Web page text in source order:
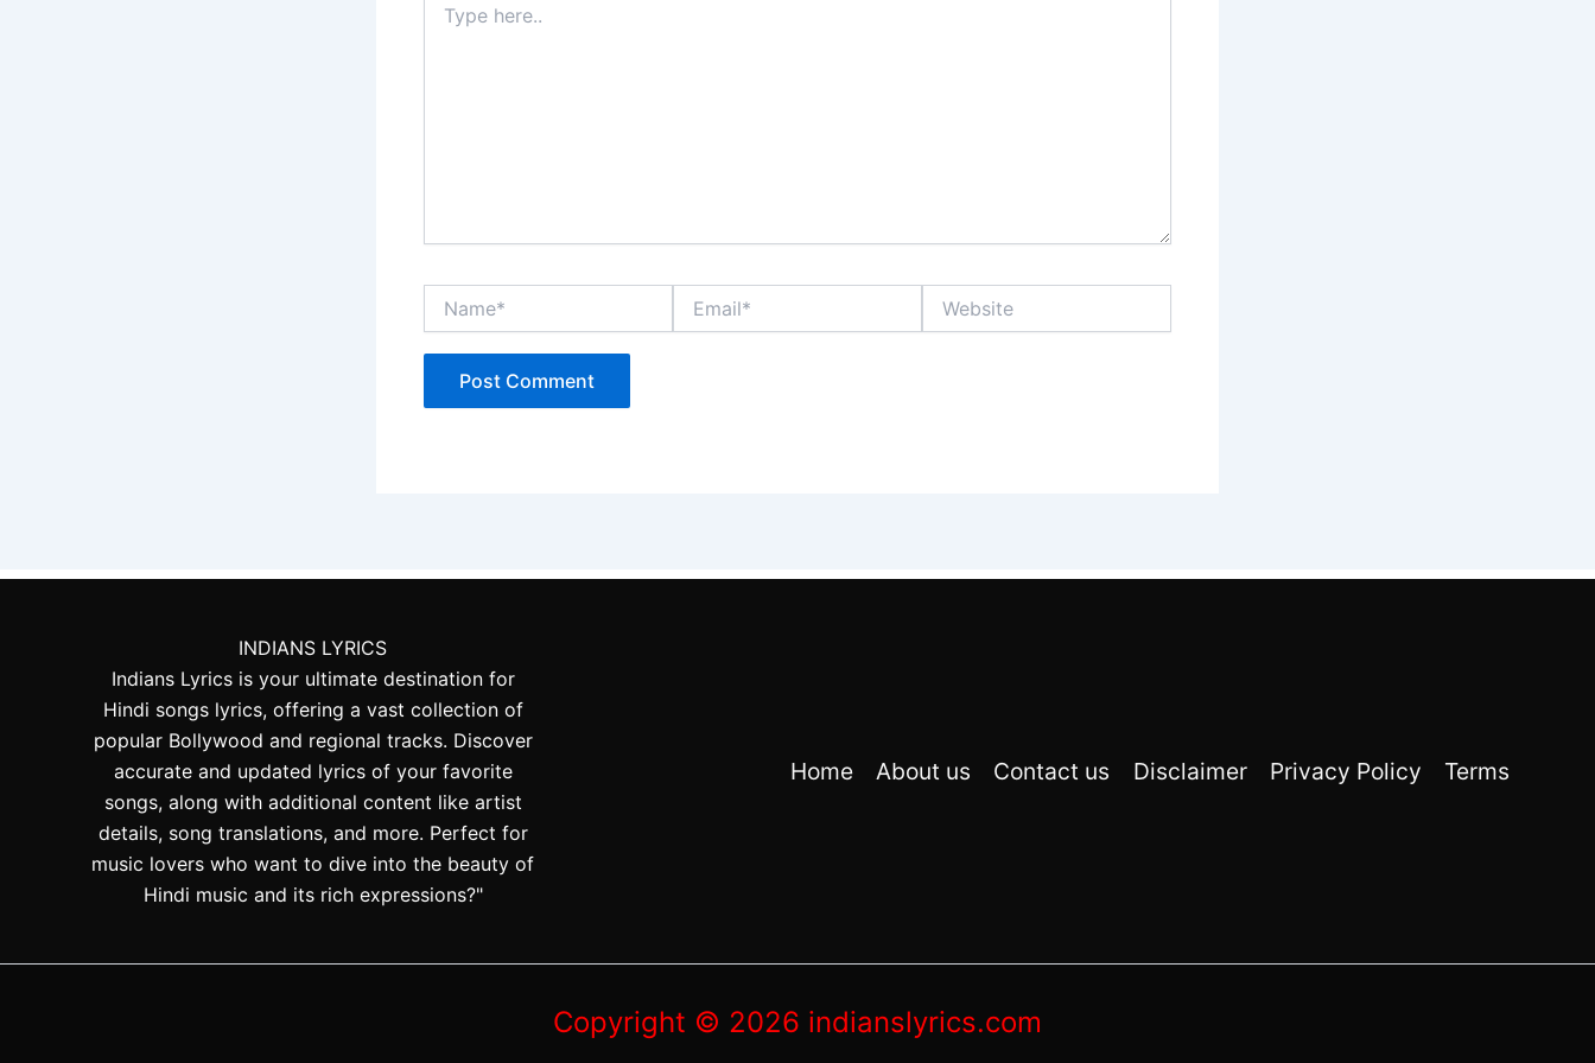
here..
INDIANS LYRICS
Indians Lyrics is your ultimate destination for
Hindi songs lyrics, offering a vast collection of
popular Bollywood and regional tracks. Discover
accurate and updated lyrics of your favorite
songs, along with additional content like artist
details, song translations, and more. Perfect for
music lovers who want to dive into the beauty of
Hindi music and its rich expressions?"
Home About us Contact us Disclaimer Privacy Policy Terms
Copyright © 2026 indianslyrics.com